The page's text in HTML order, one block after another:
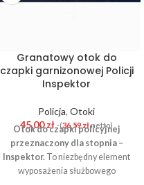
Granatowy otok do
czapki garnizonowej Policji
Inspektor
Policja, Otoki
45,00zł -(36,59 złnetto)
Otok do czapki policyjnej
przeznaczony dla stopnia –
Inspektor. To niezbędny element
wyposażenia służbowego